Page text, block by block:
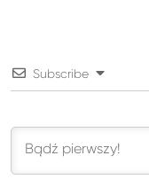
Subscribe